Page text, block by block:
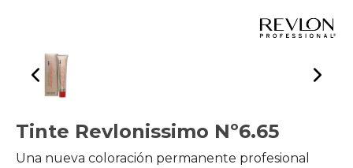
Tinte Revlonissimo Nº6.65
Una nueva coloración permanente profesional